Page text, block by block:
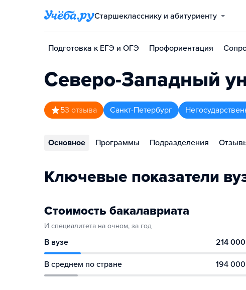
Старшекласснику и абитуриенту
Подготовка к ЕГЭ и ОГЭ Профориентация
Северо-Западный
53 отзыва Санкт-Петербург
Основное Программы Подразделения
Ключевые показатели
Стоимость бакалавриата
И специалитета на очном, за год
В вузе 214
В среднем по стране 194